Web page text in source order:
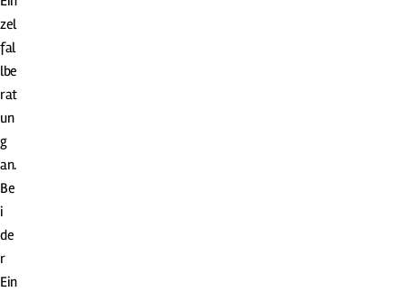
zel
fal
lbe
rat
un
g
an.
Be
i
de
r
Ein